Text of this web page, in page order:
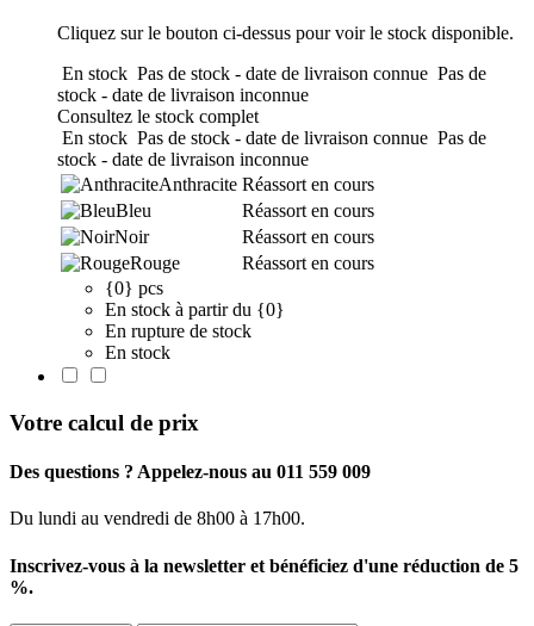
Cliquez sur le bouton ci-dessus pour voir le stock disponible.
En stock Pas de stock - date de livraison connue Pas de
stock - date de livraison inconnue
Consultez le stock complet
En stock Pas de stock - date de livraison connue Pas de
stock - date de livraison inconnue
Anthracite Réassort en cours
Bleu
Réassort en cours
Noir
Réassort en cours
Rouge
Réassort en cours
{0} pcs
En stock à partir du {0}
En rupture de stock
En stock
Votre calcul de prix
Des questions ? Appelez-nous au 011 559 009
Du lundi au vendredi de 8h00 à 17h00.
Inscrivez-vous à la newsletter et bénéficiez d'une réduction de 5
%.